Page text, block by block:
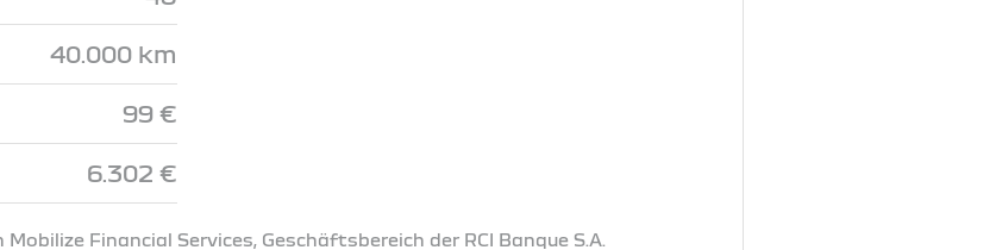
40.000 km
99 €
6.302 €
Financial Services, Geschäftsbereich der RCI Banque S.A.